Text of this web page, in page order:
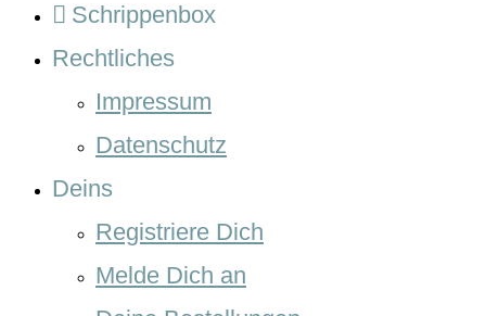
Schrippenbox
Rechtliches
Impressum
Datenschutz
Deins
Registriere Dich
Melde Dich an